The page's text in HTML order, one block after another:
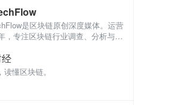
是区块链原创深度媒体。运营
，专注区块链行业调查、分析与评
懂区块链。